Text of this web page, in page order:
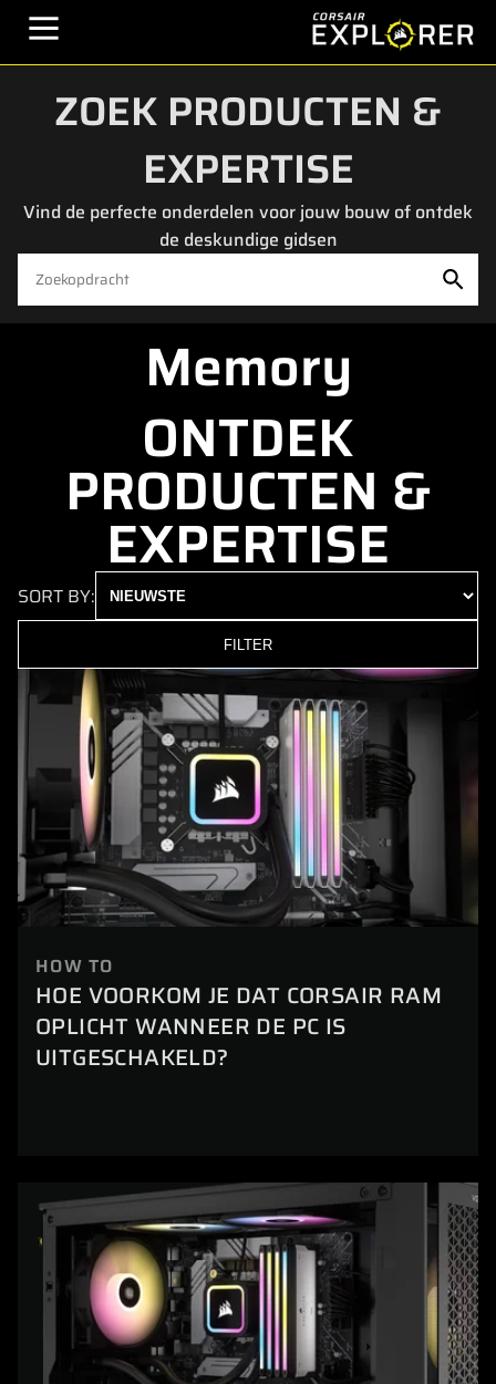
ZOEK PRODUCTEN &
EXPERTISE
Vind de perfecte onderdelen voor jouw bouw of ontdek
de deskundige gidsen
Memory
ONTDEK
PRODUCTEN &
EXPERTISE
SORT BY:
FILTER
HOW TO
HOE VOORKOM JE DAT CORSAIR RAM
OPLICHT WANNEER DE PC IS
UITGESCHAKELD?